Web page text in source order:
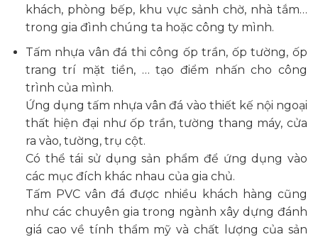
khách, phòng bếp, khu vực sảnh chờ, nhà tắm…
trong gia đình chúng ta hoặc công ty mình.
Tấm nhựa vân đá thi công ốp trần, ốp tường, ốp
trang trí mặt tiền, … tạo điểm nhấn cho công
trình của mình.
Ứng dụng tấm nhựa vân đá vào thiết kế nội ngoại
thất hiện đại như ốp trần, tường thang máy, cửa
ra vào, tường, trụ cột.
Có thể tái sử dụng sản phẩm để ứng dụng vào
các mục đích khác nhau của gia chủ.
Tấm PVC vân đá được nhiều khách hàng cũng
như các chuyên gia trong ngành xây dựng đánh
giá cao về tính thẩm mỹ và chất lượng của sản